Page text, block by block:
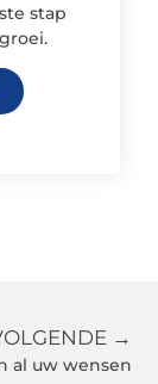
stap
→
al uw wensen